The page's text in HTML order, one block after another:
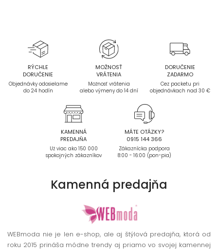
RÝCHLE
DORUČENIE
Objednávky odosielame
do 24 hodín
MOŽNOSŤ
VRÁTENIA
Možnosť vrátenia
alebo výmeny do 14 dní
DORUČENIE
ZADARMO
Cez packetu pri
objednávkach nad 30 €
KAMENNÁ
PREDAJŇA
Už viac ako 150 000
spokojných zákazníkov
MÁTE OTÁZKY?
0915 144 366
Zákaznícka podpora
8:00 - 16:00 (pon-pia)
Kamenná predajňa
WEBmoda nie je len e-shop, ale aj štýlová predajňa, ktorá od
roku 2015 prináša módne trendy aj priamo vo svojej kamennej